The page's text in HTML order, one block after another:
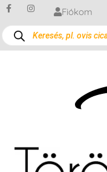
Fiókom